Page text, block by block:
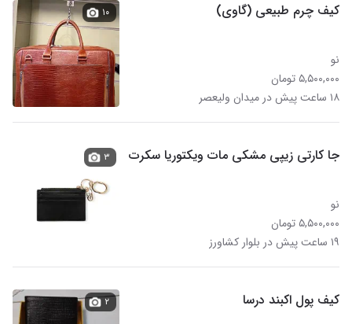
کیف چرم طبیعی (گاوی)
نو
۵,۵۰۰,۰۰۰ تومان
۱۸ ساعت پیش در میدان ولیعصر
۱۰
جا کارتی زیپی مشکی مات ویکتوریا سکرت
نو
۵,۵۰۰,۰۰۰ تومان
۱۹ ساعت پیش در بلوار کشاورز
۳
کیف پول اکبند درسا ۲